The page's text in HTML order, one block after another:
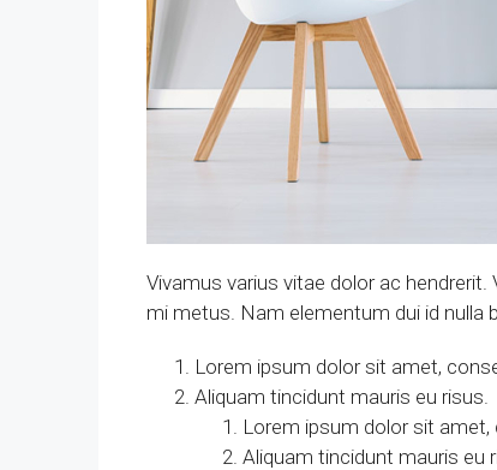
Vivamus varius vitae dolor ac
mi metus. Nam elementum dui id nulla
Lorem ipsum dolor sit amet,
Aliquam tincidunt mauris eu risus.
Lorem ipsum dolor sit amet,
Aliquam tincidunt mauris eu